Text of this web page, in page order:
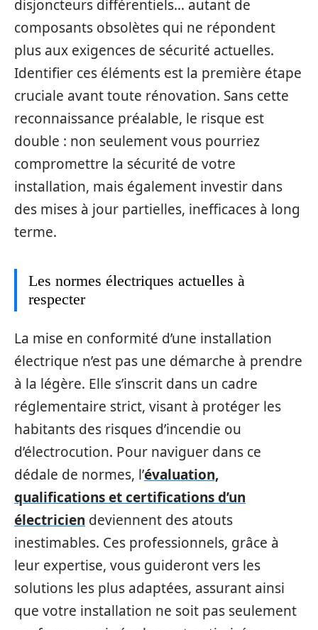
disjoncteurs différentiels… autant de
composants obsolètes qui ne répondent
plus aux exigences de sécurité actuelles.
Identifier ces éléments est la première étape
cruciale avant toute rénovation. Sans cette
reconnaissance préalable, le risque est
double : non seulement vous pourriez
compromettre la sécurité de votre
installation, mais également investir dans
des mises à jour partielles, inefficaces à long
terme.
Les normes électriques actuelles à
respecter
La mise en conformité d’une installation
électrique n’est pas une démarche à prendre
à la légère. Elle s’inscrit dans un cadre
réglementaire strict, visant à protéger les
habitants des risques d’incendie ou
d’électrocution. Pour naviguer dans ce
dédale de normes, l’évaluation,
qualifications et certifications d’un
électricien deviennent des atouts
inestimables. Ces professionnels, grâce à
leur expertise, vous guideront vers les
solutions les plus adaptées, assurant ainsi
que votre installation ne soit pas seulement